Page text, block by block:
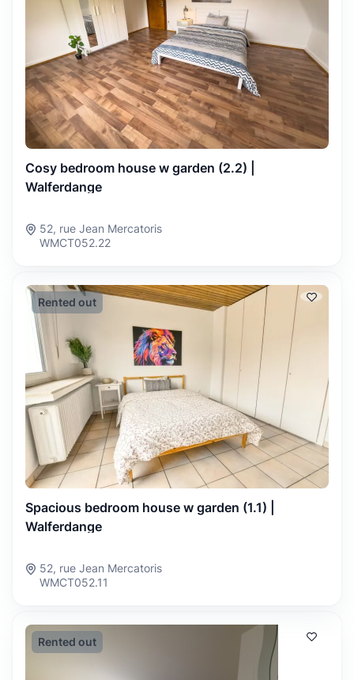
Cosy bedroom house w garden (2.2) |
Walferdange
52, rue Jean Mercatoris
WMCT052.22
Rented out
Spacious bedroom house w garden (1.1) |
Walferdange
52, rue Jean Mercatoris
WMCT052.11
Rented out